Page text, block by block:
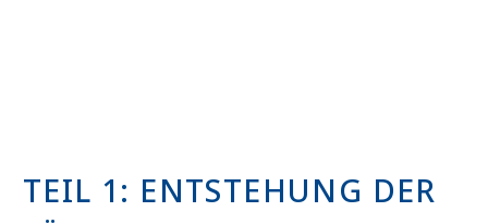
TEIL 1: ENTSTEHUNG DER